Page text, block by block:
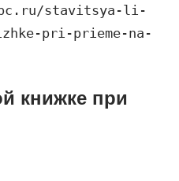
stavitsya-li-
pri-prieme-na-
книжке при